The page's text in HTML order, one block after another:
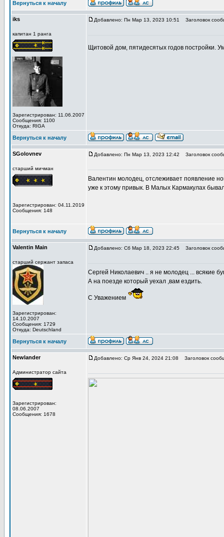
Вернуться к началу
iks
капитан 1 ранга
Зарегистрирован: 11.06.2007
Сообщения: 1100
Откуда: RIGA
Добавлено: Пн Мар 13, 2023 10:51 Заголовок
Щитовой дом, пятидесятых годов постройки.
Вернуться к началу
SGolovnev
старший мичман
Зарегистрирован: 04.11.2019
Сообщения: 148
Добавлено: Пн Мар 13, 2023 12:42 Заголовок
Валентин молодец, отслеживает появление
уже к этому привык. В Малых Кармакулах
Вернуться к началу
Valentin Main
старший сержант запаса
Зарегистрирован:
14.10.2007
Сообщения: 1729
Откуда: Deutschland
Добавлено: Сб Мар 18, 2023 22:45 Заголовок
Сергей Николаевич .. я не молодец ... всякие
А на поезде который уехал ,вам ездить.
С Уважением
Вернуться к началу
Newlander
Администратор сайта
Зарегистрирован:
08.06.2007
Сообщения: 1678
Добавлено: Ср Янв 24, 2024 21:08 Заголовок